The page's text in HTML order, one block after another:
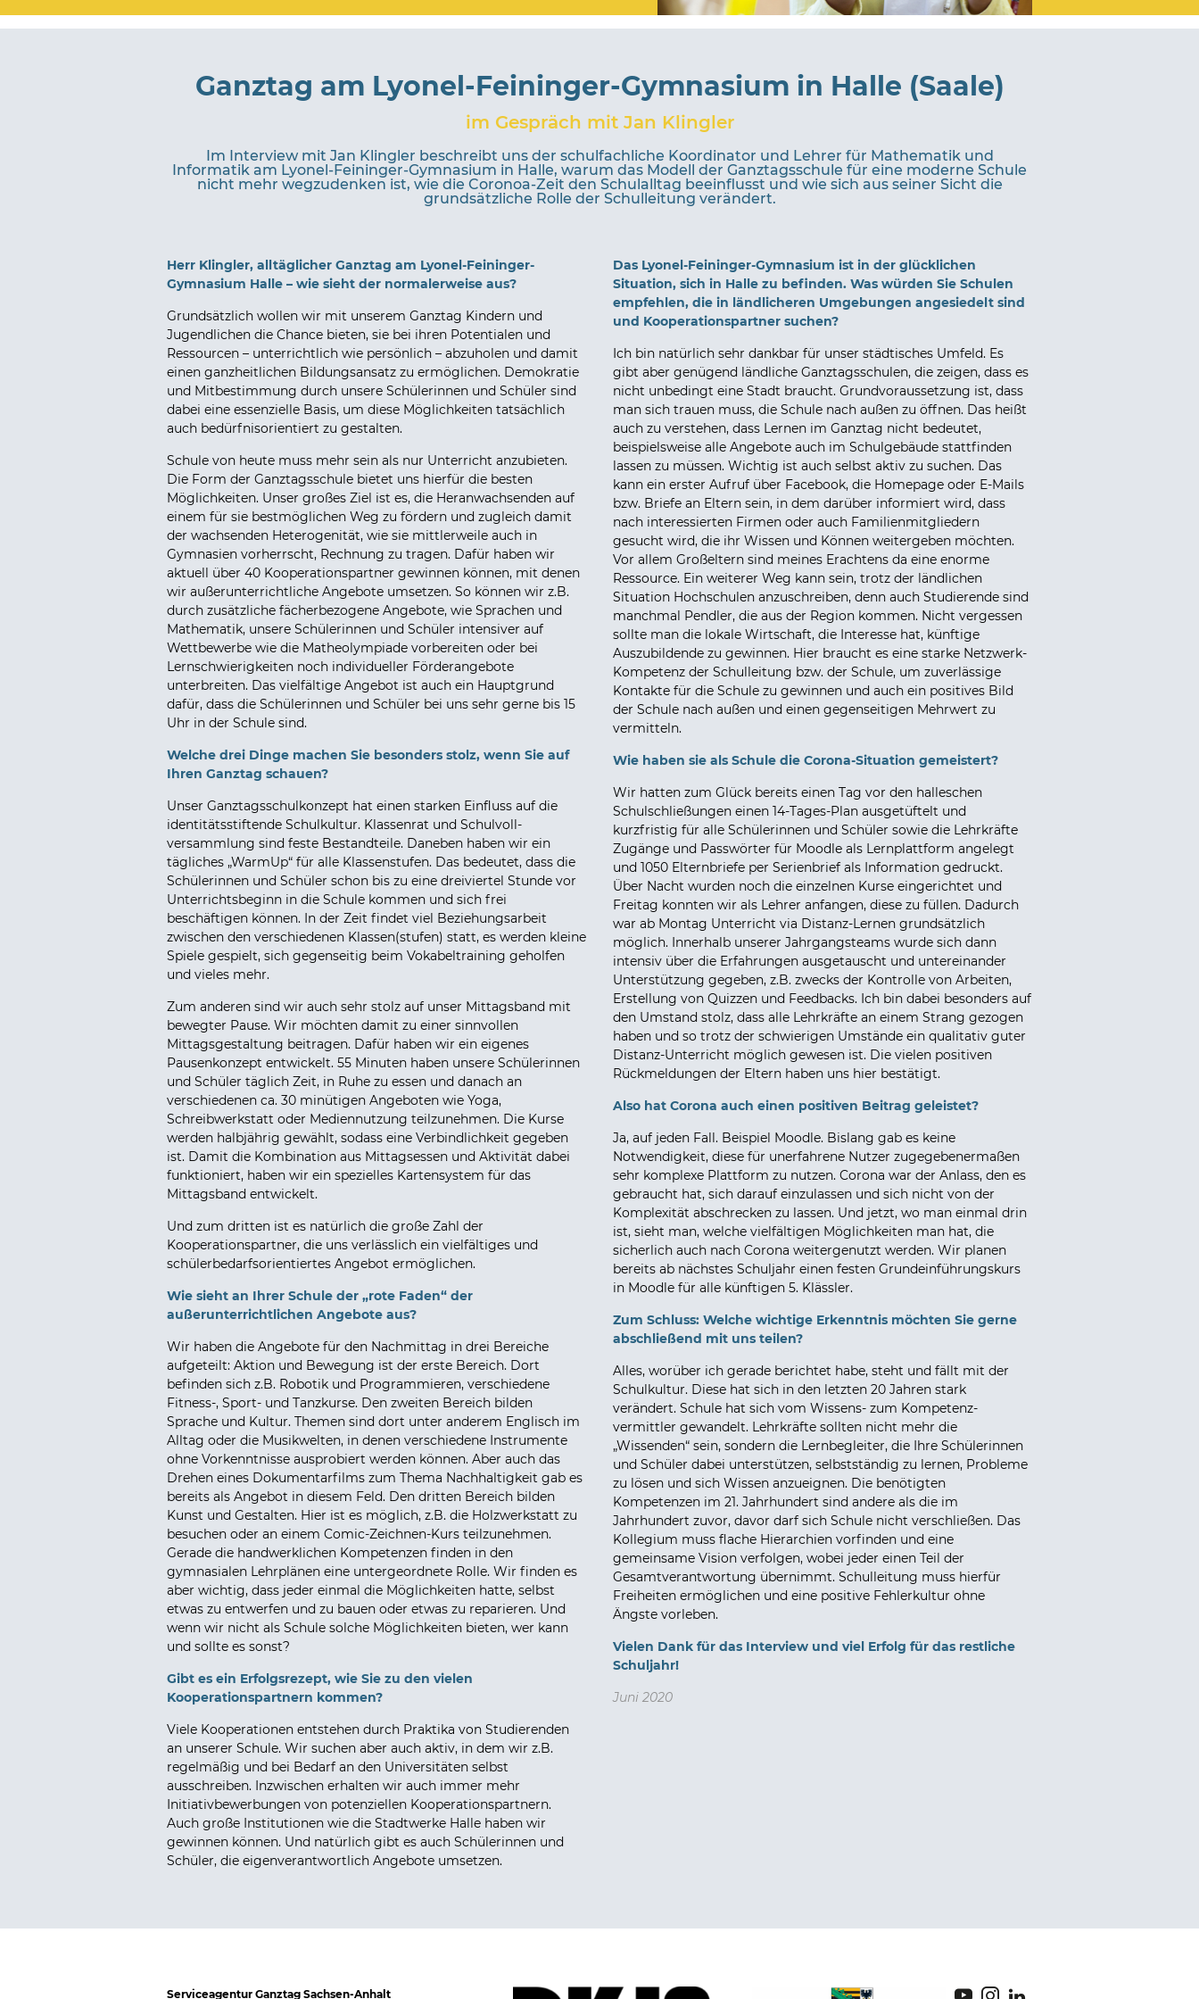
Ganztag am Lyonel-Feininger-Gymnasium in Halle (Saale)
im Gespräch mit Jan Klingler
Im Interview mit Jan Klingler beschreibt uns der schulfachliche Koordinator und Lehrer für Mathematik und
Informatik am Lyonel-Feininger-Gymnasium in Halle, warum das Modell der Ganztagsschule für eine moderne Schule
nicht mehr wegzudenken ist, wie die Coronoa-Zeit den Schulalltag beeinflusst und wie sich aus seiner Sicht die
grundsätzliche Rolle der Schulleitung verändert.
Herr Klingler, alltäglicher Ganztag am Lyonel-Feininger-
Gymnasium Halle – wie sieht der normalerweise aus?
Grundsätzlich wollen wir mit unserem Ganztag Kindern und
Jugendlichen die Chance bieten, sie bei ihren Potentialen und
Ressourcen – unterrichtlich wie persönlich – abzuholen und damit
einen ganzheitlichen Bildungsansatz zu ermöglichen. Demokratie
und Mitbestimmung durch unsere Schülerinnen und Schüler sind
dabei eine essenzielle Basis, um diese Möglichkeiten tatsächlich
auch bedürfnisorientiert zu gestalten.
Schule von heute muss mehr sein als nur Unterricht anzubieten.
Die Form der Ganztagsschule bietet uns hierfür die besten
Möglichkeiten. Unser großes Ziel ist es, die Heranwachsenden auf
einem für sie bestmöglichen Weg zu fördern und zugleich damit
der wachsenden Heterogenität, wie sie mittlerweile auch in
Gymnasien vorherrscht, Rechnung zu tragen. Dafür haben wir
aktuell über 40 Kooperationspartner gewinnen können, mit denen
wir außerunterrichtliche Angebote umsetzen. So können wir z.B.
durch zusätzliche fächerbezogene Angebote, wie Sprachen und
Mathematik, unsere Schülerinnen und Schüler intensiver auf
Wettbewerbe wie die Matheolympiade vorbereiten oder bei
Lernschwierigkeiten noch individueller Förderangebote
unterbreiten. Das vielfältige Angebot ist auch ein Hauptgrund
dafür, dass die Schülerinnen und Schüler bei uns sehr gerne bis 15
Uhr in der Schule sind.
Welche drei Dinge machen Sie besonders stolz, wenn Sie auf
Ihren Ganztag schauen?
Unser Ganztagsschulkonzept hat einen starken Einfluss auf die
identitätsstiftende Schulkultur. Klassenrat und Schulvoll-
versammlung sind feste Bestandteile. Daneben haben wir ein
tägliches „WarmUp“ für alle Klassenstufen. Das bedeutet, dass die
Schülerinnen und Schüler schon bis zu eine dreiviertel Stunde vor
Unterrichtsbeginn in die Schule kommen und sich frei
beschäftigen können. In der Zeit findet viel Beziehungsarbeit
zwischen den verschiedenen Klassen(stufen) statt, es werden kleine
Spiele gespielt, sich gegenseitig beim Vokabeltraining geholfen
und vieles mehr.
Zum anderen sind wir auch sehr stolz auf unser Mittagsband mit
bewegter Pause. Wir möchten damit zu einer sinnvollen
Mittagsgestaltung beitragen. Dafür haben wir ein eigenes
Pausenkonzept entwickelt. 55 Minuten haben unsere Schülerinnen
und Schüler täglich Zeit, in Ruhe zu essen und danach an
verschiedenen ca. 30 minütigen Angeboten wie Yoga,
Schreibwerkstatt oder Mediennutzung teilzunehmen. Die Kurse
werden halbjährig gewählt, sodass eine Verbindlichkeit gegeben
ist. Damit die Kombination aus Mittagsessen und Aktivität dabei
funktioniert, haben wir ein spezielles Kartensystem für das
Mittagsband entwickelt.
Und zum dritten ist es natürlich die große Zahl der
Kooperationspartner, die uns verlässlich ein vielfältiges und
schülerbedarfsorientiertes Angebot ermöglichen.
Wie sieht an Ihrer Schule der „rote Faden“ der
außerunterrichtlichen Angebote aus?
Wir haben die Angebote für den Nachmittag in drei Bereiche
aufgeteilt: Aktion und Bewegung ist der erste Bereich. Dort
befinden sich z.B. Robotik und Programmieren, verschiedene
Fitness-, Sport- und Tanzkurse. Den zweiten Bereich bilden
Sprache und Kultur. Themen sind dort unter anderem Englisch im
Alltag oder die Musikwelten, in denen verschiedene Instrumente
ohne Vorkenntnisse ausprobiert werden können. Aber auch das
Drehen eines Dokumentarfilms zum Thema Nachhaltigkeit gab es
bereits als Angebot in diesem Feld. Den dritten Bereich bilden
Kunst und Gestalten. Hier ist es möglich, z.B. die Holzwerkstatt zu
besuchen oder an einem Comic-Zeichnen-Kurs teilzunehmen.
Gerade die handwerklichen Kompetenzen finden in den
gymnasialen Lehrplänen eine untergeordnete Rolle. Wir finden es
aber wichtig, dass jeder einmal die Möglichkeiten hatte, selbst
etwas zu entwerfen und zu bauen oder etwas zu reparieren. Und
wenn wir nicht als Schule solche Möglichkeiten bieten, wer kann
und sollte es sonst?
Gibt es ein Erfolgsrezept, wie Sie zu den vielen
Kooperationspartnern kommen?
Viele Kooperationen entstehen durch Praktika von Studierenden
an unserer Schule. Wir suchen aber auch aktiv, in dem wir z.B.
regelmäßig und bei Bedarf an den Universitäten selbst
ausschreiben. Inzwischen erhalten wir auch immer mehr
Initiativbewerbungen von potenziellen Kooperationspartnern.
Auch große Institutionen wie die Stadtwerke Halle haben wir
gewinnen können. Und natürlich gibt es auch Schülerinnen und
Schüler, die eigenverantwortlich Angebote umsetzen.
Das Lyonel-Feininger-Gymnasium ist in der glücklichen
Situation, sich in Halle zu befinden. Was würden Sie Schulen
empfehlen, die in ländlicheren Umgebungen angesiedelt sind
und Kooperationspartner suchen?
Ich bin natürlich sehr dankbar für unser städtisches Umfeld. Es
gibt aber genügend ländliche Ganztagsschulen, die zeigen, dass es
nicht unbedingt eine Stadt braucht. Grundvoraussetzung ist, dass
man sich trauen muss, die Schule nach außen zu öffnen. Das heißt
auch zu verstehen, dass Lernen im Ganztag nicht bedeutet,
beispielsweise alle Angebote auch im Schulgebäude stattfinden
lassen zu müssen. Wichtig ist auch selbst aktiv zu suchen. Das
kann ein erster Aufruf über Facebook, die Homepage oder E-Mails
bzw. Briefe an Eltern sein, in dem darüber informiert wird, dass
nach interessierten Firmen oder auch Familienmitgliedern
gesucht wird, die ihr Wissen und Können weitergeben möchten.
Vor allem Großeltern sind meines Erachtens da eine enorme
Ressource. Ein weiterer Weg kann sein, trotz der ländlichen
Situation Hochschulen anzuschreiben, denn auch Studierende sind
manchmal Pendler, die aus der Region kommen. Nicht vergessen
sollte man die lokale Wirtschaft, die Interesse hat, künftige
Auszubildende zu gewinnen. Hier braucht es eine starke Netzwerk-
Kompetenz der Schulleitung bzw. der Schule, um zuverlässige
Kontakte für die Schule zu gewinnen und auch ein positives Bild
der Schule nach außen und einen gegenseitigen Mehrwert zu
vermitteln.
Wie haben sie als Schule die Corona-Situation gemeistert?
Wir hatten zum Glück bereits einen Tag vor den halleschen
Schulschließungen einen 14-Tages-Plan ausgetüftelt und
kurzfristig für alle Schülerinnen und Schüler sowie die Lehrkräfte
Zugänge und Passwörter für Moodle als Lernplattform angelegt
und 1050 Elternbriefe per Serienbrief als Information gedruckt.
Über Nacht wurden noch die einzelnen Kurse eingerichtet und
Freitag konnten wir als Lehrer anfangen, diese zu füllen. Dadurch
war ab Montag Unterricht via Distanz-Lernen grundsätzlich
möglich. Innerhalb unserer Jahrgangsteams wurde sich dann
intensiv über die Erfahrungen ausgetauscht und untereinander
Unterstützung gegeben, z.B. zwecks der Kontrolle von Arbeiten,
Erstellung von Quizzen und Feedbacks. Ich bin dabei besonders auf
den Umstand stolz, dass alle Lehrkräfte an einem Strang gezogen
haben und so trotz der schwierigen Umstände ein qualitativ guter
Distanz-Unterricht möglich gewesen ist. Die vielen positiven
Rückmeldungen der Eltern haben uns hier bestätigt.
Also hat Corona auch einen positiven Beitrag geleistet?
Ja, auf jeden Fall. Beispiel Moodle. Bislang gab es keine
Notwendigkeit, diese für unerfahrene Nutzer zugegebenermaßen
sehr komplexe Plattform zu nutzen. Corona war der Anlass, den es
gebraucht hat, sich darauf einzulassen und sich nicht von der
Komplexität abschrecken zu lassen. Und jetzt, wo man einmal drin
ist, sieht man, welche vielfältigen Möglichkeiten man hat, die
sicherlich auch nach Corona weitergenutzt werden. Wir planen
bereits ab nächstes Schuljahr einen festen Grundeinführungskurs
in Moodle für alle künftigen 5. Klässler.
Zum Schluss: Welche wichtige Erkenntnis möchten Sie gerne
abschließend mit uns teilen?
Alles, worüber ich gerade berichtet habe, steht und fällt mit der
Schulkultur. Diese hat sich in den letzten 20 Jahren stark
verändert. Schule hat sich vom Wissens- zum Kompetenz-
vermittler gewandelt. Lehrkräfte sollten nicht mehr die
„Wissenden“ sein, sondern die Lernbegleiter, die Ihre Schülerinnen
und Schüler dabei unterstützen, selbstständig zu lernen, Probleme
zu lösen und sich Wissen anzueignen. Die benötigten
Kompetenzen im 21. Jahrhundert sind andere als die im
Jahrhundert zuvor, davor darf sich Schule nicht verschließen. Das
Kollegium muss flache Hierarchien vorfinden und eine
gemeinsame Vision verfolgen, wobei jeder einen Teil der
Gesamtverantwortung übernimmt. Schulleitung muss hierfür
Freiheiten ermöglichen und eine positive Fehlerkultur ohne
Ängste vorleben.
Vielen Dank für das Interview und viel Erfolg für das restliche
Schuljahr!
Juni 2020
Serviceagentur Ganztag Sachsen-Anhalt